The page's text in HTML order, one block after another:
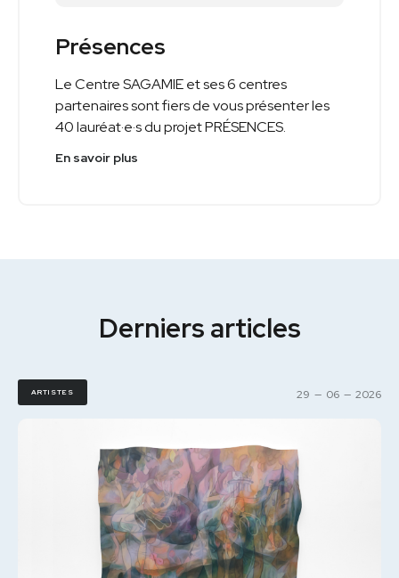
Présences
Le Centre SAGAMIE et ses 6 centres
partenaires sont fiers de vous présenter les
40 lauréat·e·s du projet PRÉSENCES.
En savoir plus
Derniers articles
ARTISTES 29 — 06 — 2026